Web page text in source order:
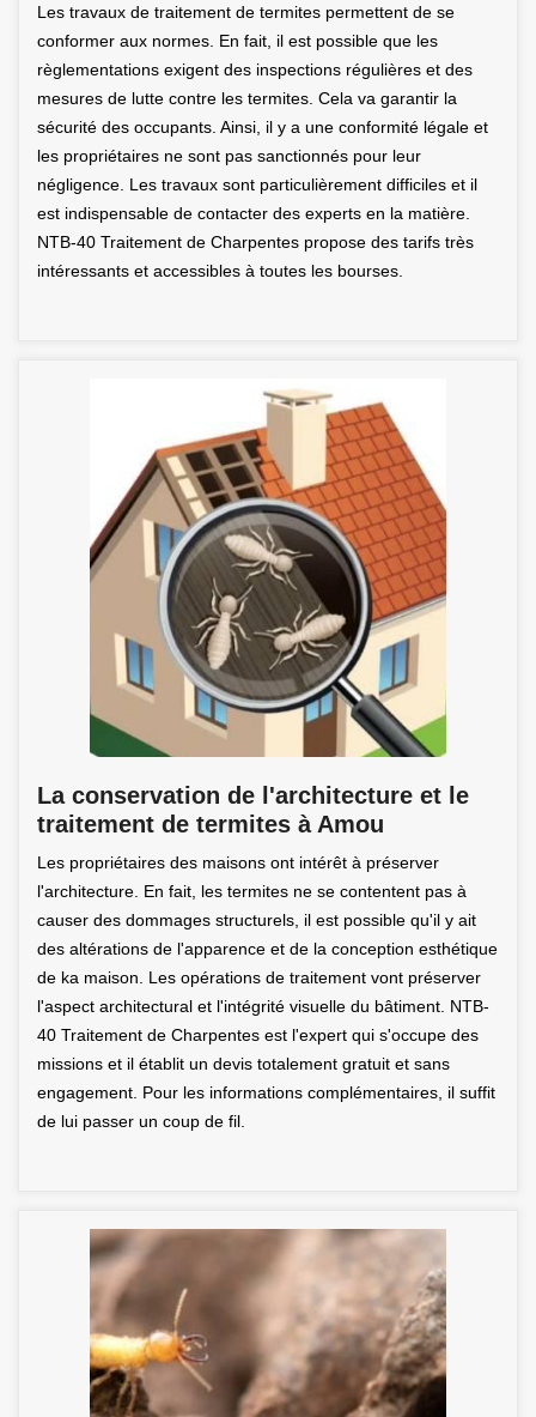
Les travaux de traitement de termites permettent de se
conformer aux normes. En fait, il est possible que les
règlementations exigent des inspections régulières et des
mesures de lutte contre les termites. Cela va garantir la
sécurité des occupants. Ainsi, il y a une conformité légale et
les propriétaires ne sont pas sanctionnés pour leur
négligence. Les travaux sont particulièrement difficiles et il
est indispensable de contacter des experts en la matière.
NTB-40 Traitement de Charpentes propose des tarifs très
intéressants et accessibles à toutes les bourses.
La conservation de l'architecture et le
traitement de termites à Amou
Les propriétaires des maisons ont intérêt à préserver
l'architecture. En fait, les termites ne se contentent pas à
causer des dommages structurels, il est possible qu'il y ait
des altérations de l'apparence et de la conception esthétique
de ka maison. Les opérations de traitement vont préserver
l'aspect architectural et l'intégrité visuelle du bâtiment. NTB-
40 Traitement de Charpentes est l'expert qui s'occupe des
missions et il établit un devis totalement gratuit et sans
engagement. Pour les informations complémentaires, il suffit
de lui passer un coup de fil.